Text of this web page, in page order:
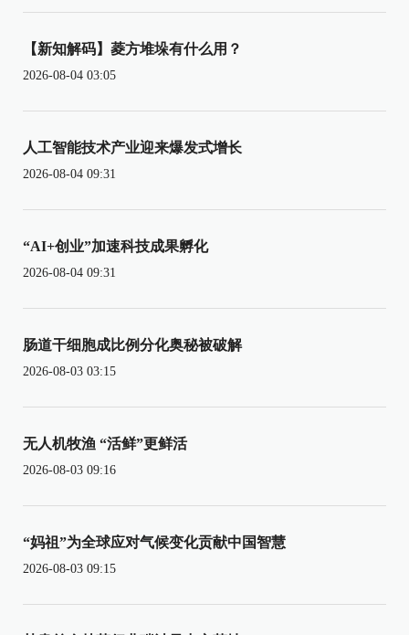
【新知解码】菱方堆垛有什么用？
2026-08-04 03:05
人工智能技术产业迎来爆发式增长
2026-08-04 09:31
“AI+创业”加速科技成果孵化
2026-08-04 09:31
肠道干细胞成比例分化奥秘被破解
2026-08-03 03:15
无人机牧渔 “活鲜”更鲜活
2026-08-03 09:16
“妈祖”为全球应对气候变化贡献中国智慧
2026-08-03 09:15